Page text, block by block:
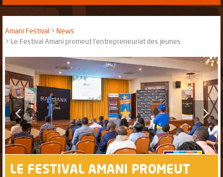
Amani Festival
News
Le Festival Amani promeut l’entrepreneuriat des jeunes
LE FESTIVAL AMANI PROMEUT